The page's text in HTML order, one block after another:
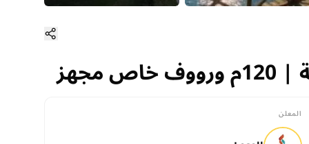
المعلن